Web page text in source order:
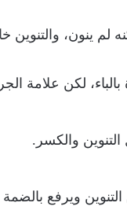
ينون، والتنوين
لكن علامة
والكسر.
ويرفع